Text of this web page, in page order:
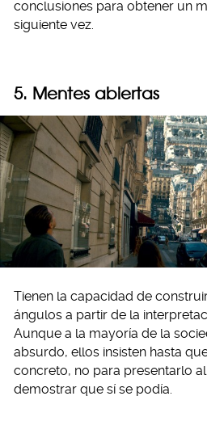
conclusiones para obtener un
siguiente vez.
5. Mentes abiertas
Tienen la capacidad de
ángulos a partir de la
Aunque a la mayoría de la
absurdo, ellos insisten hasta
concreto, no para presentarlo
demostrar que sí se podía.